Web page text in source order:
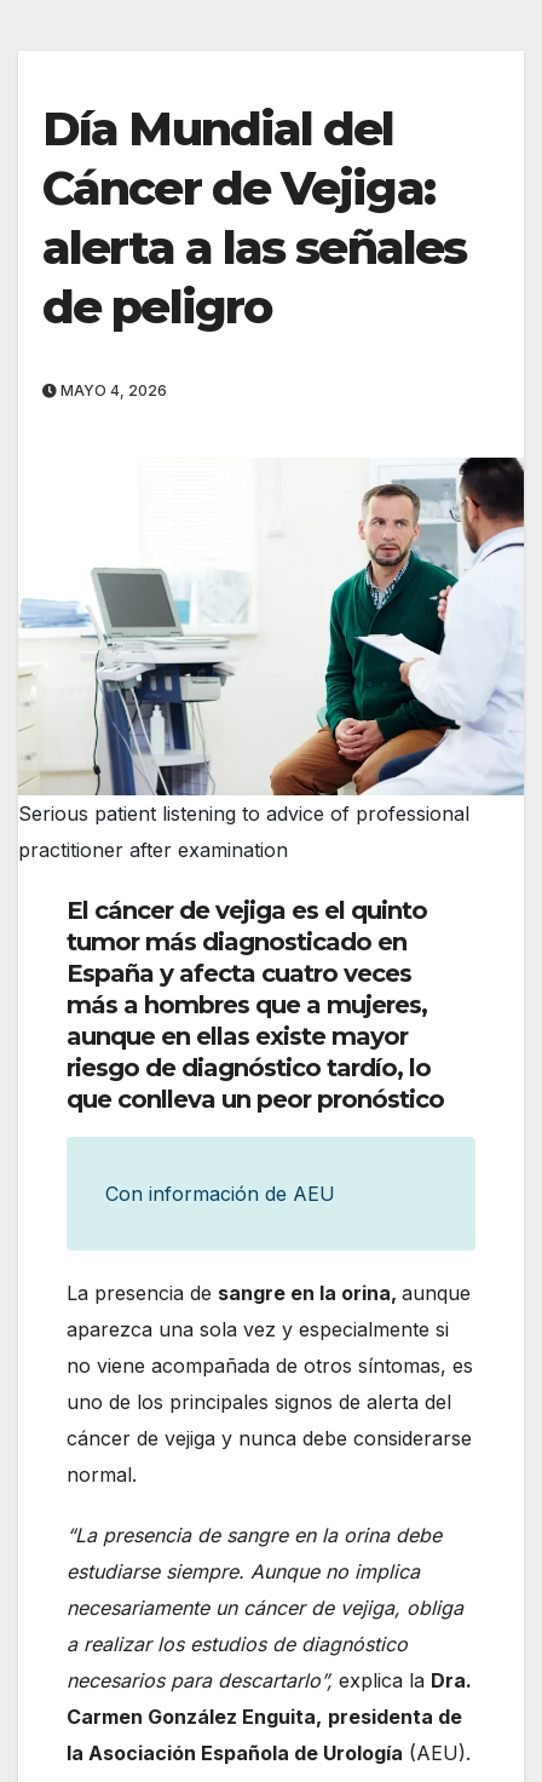
Día Mundial del
Cáncer de Vejiga:
alerta a las señales
de peligro
MAYO 4, 2026
Serious patient listening to advice of professional
practitioner after examination
El cáncer de vejiga es el quinto
tumor más diagnosticado en
España y afecta cuatro veces
más a hombres que a mujeres,
aunque en ellas existe mayor
riesgo de diagnóstico tardío, lo
que conlleva un peor pronóstico
Con información de AEU
La presencia de sangre en la orina, aunque
aparezca una sola vez y especialmente si
no viene acompañada de otros síntomas, es
uno de los principales signos de alerta del
cáncer de vejiga y nunca debe considerarse
normal.
“La presencia de sangre en la orina debe
estudiarse siempre. Aunque no implica
necesariamente un cáncer de vejiga, obliga
a realizar los estudios de diagnóstico
necesarios para descartarlo”, explica la Dra.
Carmen González Enguita, presidenta de
la Asociación Española de Urología (AEU).